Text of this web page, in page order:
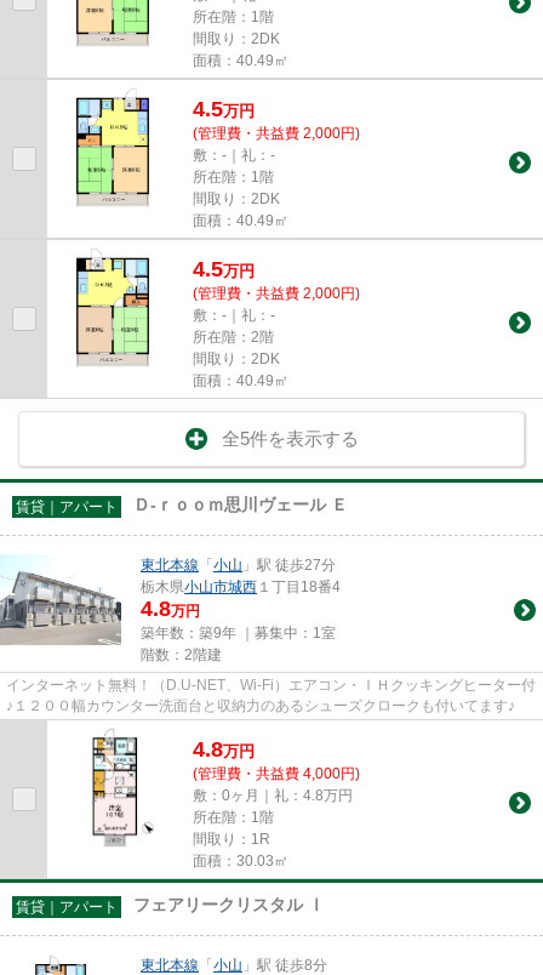
所在階：1階
間取り：2DK
面積：40.49㎡
4.5万円
(管理費・共益費 2,000円)
敷：-｜礼：-
所在階：1階
間取り：2DK
面積：40.49㎡
4.5万円
(管理費・共益費 2,000円)
敷：-｜礼：-
所在階：2階
間取り：2DK
面積：40.49㎡
全5件を表示する
賃貸｜アパート Ｄ-ｒｏｏｍ思川ヴェール Ｅ
東北本線 「小山 」駅 徒歩27分
栃木県小山市城西 １丁目18番4
4.8万円
築年数：築9年 ｜募集中： 1室
階数：2階建
インターネット無料！（D.U-NET、Wi-Fi）エアコン・ＩＨクッキングヒーター付
♪１２００幅カウンター洗面台と収納力のあるシューズクロークも付いてます♪
4.8万円
(管理費・共益費 4,000円)
敷：0ヶ月｜礼：4.8万円
所在階：1階
間取り：1R
面積：30.03㎡
賃貸｜アパート フェアリークリスタル Ⅰ
東北本線 「小山 」駅 徒歩8分